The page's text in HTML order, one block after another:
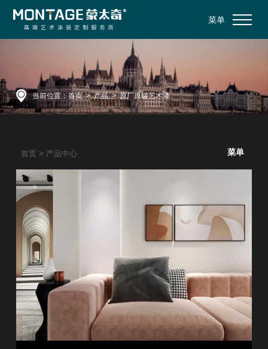
菜单
当前位置：首页>产品>原厂原罐艺术漆
首页> 产品中心 菜单